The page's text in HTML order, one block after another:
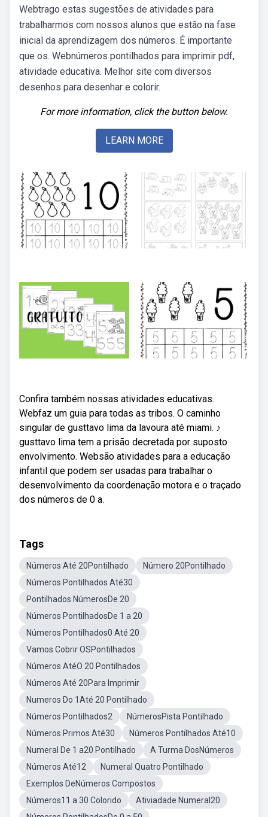
Webtrago estas sugestões de atividades para
trabalharmos com nossos alunos que estão na fase
inicial da aprendizagem dos números. É importante
que os. Webnúmeros pontilhados para imprimir pdf,
atividade educativa. Melhor site com diversos
desenhos para desenhar e colorir.
For more information, click the button below.
LEARN MORE
Confira também nossas atividades educativas.
Webfaz um guia para todas as tribos. O caminho
singular de gusttavo lima da lavoura até miami. ♪
gusttavo lima tem a prisão decretada por suposto
envolvimento. Websão atividades para a educação
infantil que podem ser usadas para trabalhar o
desenvolvimento da coordenação motora e o traçado
dos números de 0 a.
Tags
Números Até 20Pontilhado
Número 20Pontilhado
Números Pontilhados Até30
Pontilhados NúmerosDe 20
Números PontilhadosDe 1 a 20
Números Pontilhados0 Até 20
Vamos Cobrir OSPontilhados
Números AtéO 20 Pontilhados
Números Até 20Para Imprimir
Numeros Do 1Até 20 Pontilhado
Números Pontilhados2
NúmerosPista Pontilhado
Números Primos Até30
Números Pontilhados Até10
Numeral De 1 a20 Pontilhado
A Turma DosNúmeros
Números Até12
Numeral Quatro Pontilhado
Exemplos DeNúmeros Compostos
Números11 a 30 Colorido
Ativiadade Numeral20